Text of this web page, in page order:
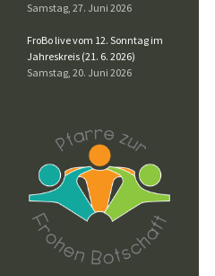
Samstag, 27. Juni 2026
FroBo live vom 12. Sonntag im
Jahreskreis (21. 6. 2026)
Samstag, 20. Juni 2026